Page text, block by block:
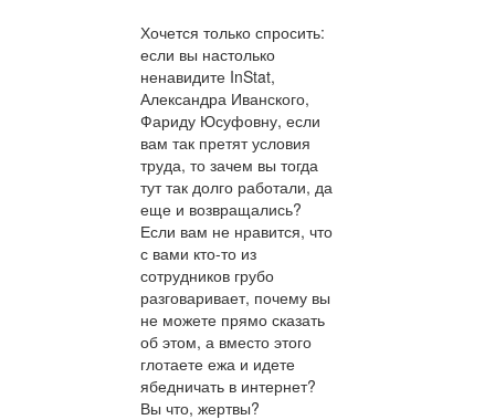
Хочется только спросить:
если вы настолько
ненавидите InStat,
Александра Иванского,
Фариду Юсуфовну, если
вам так претят условия
труда, то зачем вы тогда
тут так долго работали, да
еще и возвращались?
Если вам не нравится, что
с вами кто-то из
сотрудников грубо
разговаривает, почему вы
не можете прямо сказать
об этом, а вместо этого
глотаете ежа и идете
ябедничать в интернет?
Вы что, жертвы?